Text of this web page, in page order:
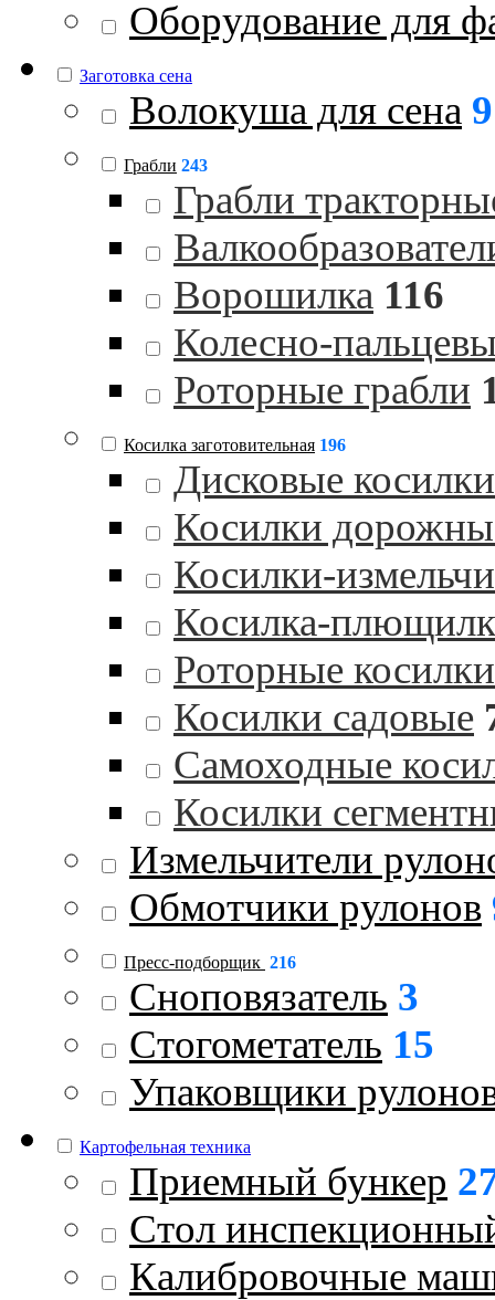
Оборудование для
Заготовка сена
Волокуша для сена 9
Грабли 243
Грабли
Ворошилка 116
Колесно-
Роторные грабли
Косилка заготовительная 196
Дисковые косилки
Косилки
Косилки-
Косилка-
Роторные косилки
Косилки садовые
Самоходные
Косилки
Измельчители
Обмотчики рулонов
Пресс-подборщик 216
Сноповязатель 3
Стогометатель 15
Упаковщики
Картофельная техника
Приемный бункер
Стол
Калибровочные